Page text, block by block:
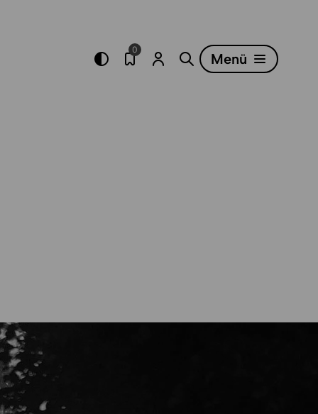
Merkliste öffnen
0
Menü